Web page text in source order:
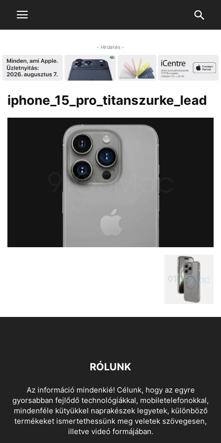
- Hirdetés -
iphone_15_pro_titanszurke_lead
RÓLUNK
Az információ mindenkié! Célunk, hogy az egyre
gyorsabban fejlődő technológiákkal, mobiletelefonokkal,
mindenféle kütyükkel naprakészek legyetek, különböző
termékeket ismertethessünk meg veletek szövegesen,
illetve videó formájában.